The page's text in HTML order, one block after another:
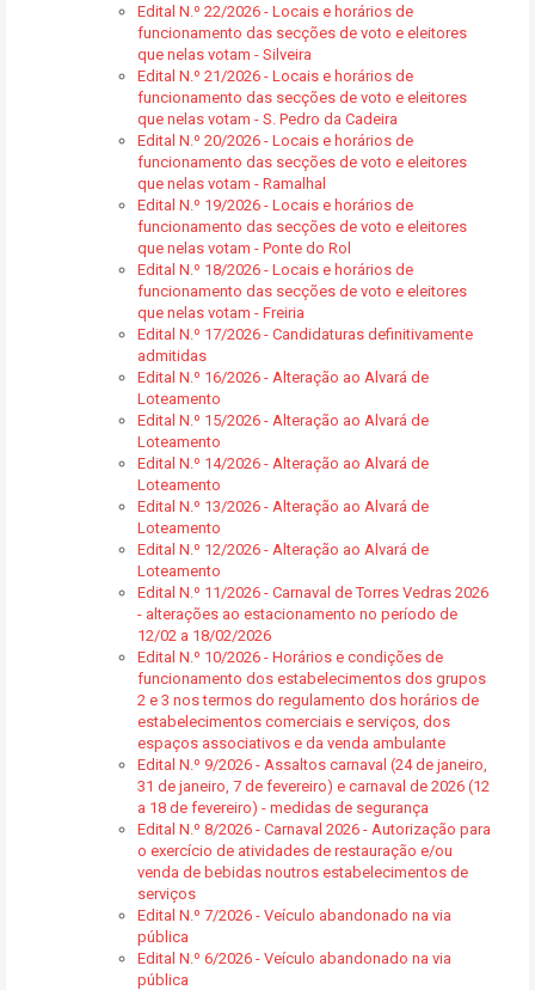
Edital N.º 22/2026 - Locais e horários de
funcionamento das secções de voto e eleitores
que nelas votam - Silveira
Edital N.º 21/2026 - Locais e horários de
funcionamento das secções de voto e eleitores
que nelas votam - S. Pedro da Cadeira
Edital N.º 20/2026 - Locais e horários de
funcionamento das secções de voto e eleitores
que nelas votam - Ramalhal
Edital N.º 19/2026 - Locais e horários de
funcionamento das secções de voto e eleitores
que nelas votam - Ponte do Rol
Edital N.º 18/2026 - Locais e horários de
funcionamento das secções de voto e eleitores
que nelas votam - Freiria
Edital N.º 17/2026 - Candidaturas definitivamente
admitidas
Edital N.º 16/2026 - Alteração ao Alvará de
Loteamento
Edital N.º 15/2026 - Alteração ao Alvará de
Loteamento
Edital N.º 14/2026 - Alteração ao Alvará de
Loteamento
Edital N.º 13/2026 - Alteração ao Alvará de
Loteamento
Edital N.º 12/2026 - Alteração ao Alvará de
Loteamento
Edital N.º 11/2026 - Carnaval de Torres Vedras 2026
- alterações ao estacionamento no período de
12/02 a 18/02/2026
Edital N.º 10/2026 - Horários e condições de
funcionamento dos estabelecimentos dos grupos
2 e 3 nos termos do regulamento dos horários de
estabelecimentos comerciais e serviços, dos
espaços associativos e da venda ambulante
Edital N.º 9/2026 - Assaltos carnaval (24 de janeiro,
31 de janeiro, 7 de fevereiro) e carnaval de 2026 (12
a 18 de fevereiro) - medidas de segurança
Edital N.º 8/2026 - Carnaval 2026 - Autorização para
o exercício de atividades de restauração e/ou
venda de bebidas noutros estabelecimentos de
serviços
Edital N.º 7/2026 - Veículo abandonado na via
pública
Edital N.º 6/2026 - Veículo abandonado na via
pública